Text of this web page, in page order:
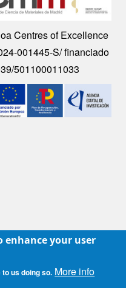
Centres of Excellence
001445-S/ financiado
501100011033
legal|Política de Cookies
enhance your user
us doing so. More info